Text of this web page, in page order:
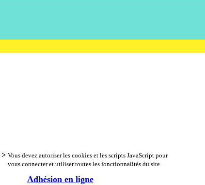
> Vous devez autoriser les cookies et les scripts JavaScript pour
vous connecter et utiliser toutes les fonctionnalités du site.
Adhésion en ligne